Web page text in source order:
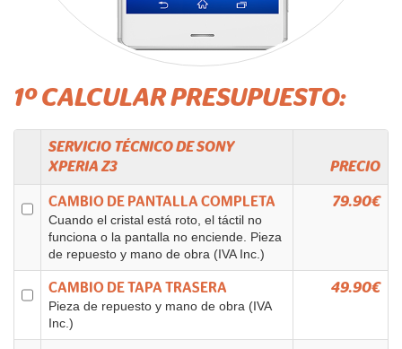
1º CALCULAR PRESUPUESTO:
SERVICIO TÉCNICO DESONY
XPERIA Z3
PRECIO
CAMBIO DE PANTALLA COMPLETA
Cuando el cristal está roto, el táctil no
funciona o la pantalla no enciende. Pieza
de repuesto y mano de obra (IVA Inc.)
79.90€
CAMBIO DE TAPA TRASERA
Pieza de repuesto y mano de obra (IVA
Inc.)
49.90€